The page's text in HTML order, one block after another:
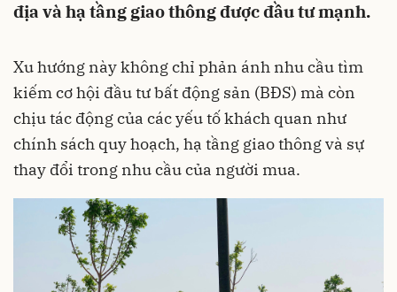
địa và hạ tầng giao thông được đầu tư mạnh.
Xu hướng này không chỉ phản ánh nhu cầu tìm
kiếm cơ hội đầu tư bất động sản (BĐS) mà còn
chịu tác động của các yếu tố khách quan như
chính sách quy hoạch, hạ tầng giao thông và sự
thay đổi trong nhu cầu của người mua.